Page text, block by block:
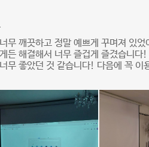
무 깨끗하고 정말 예쁘게 꾸며져 있
든 해결해서 너무 즐겁게 즐겼습니
무 좋았던 것 같습니다! 다음에 꼭